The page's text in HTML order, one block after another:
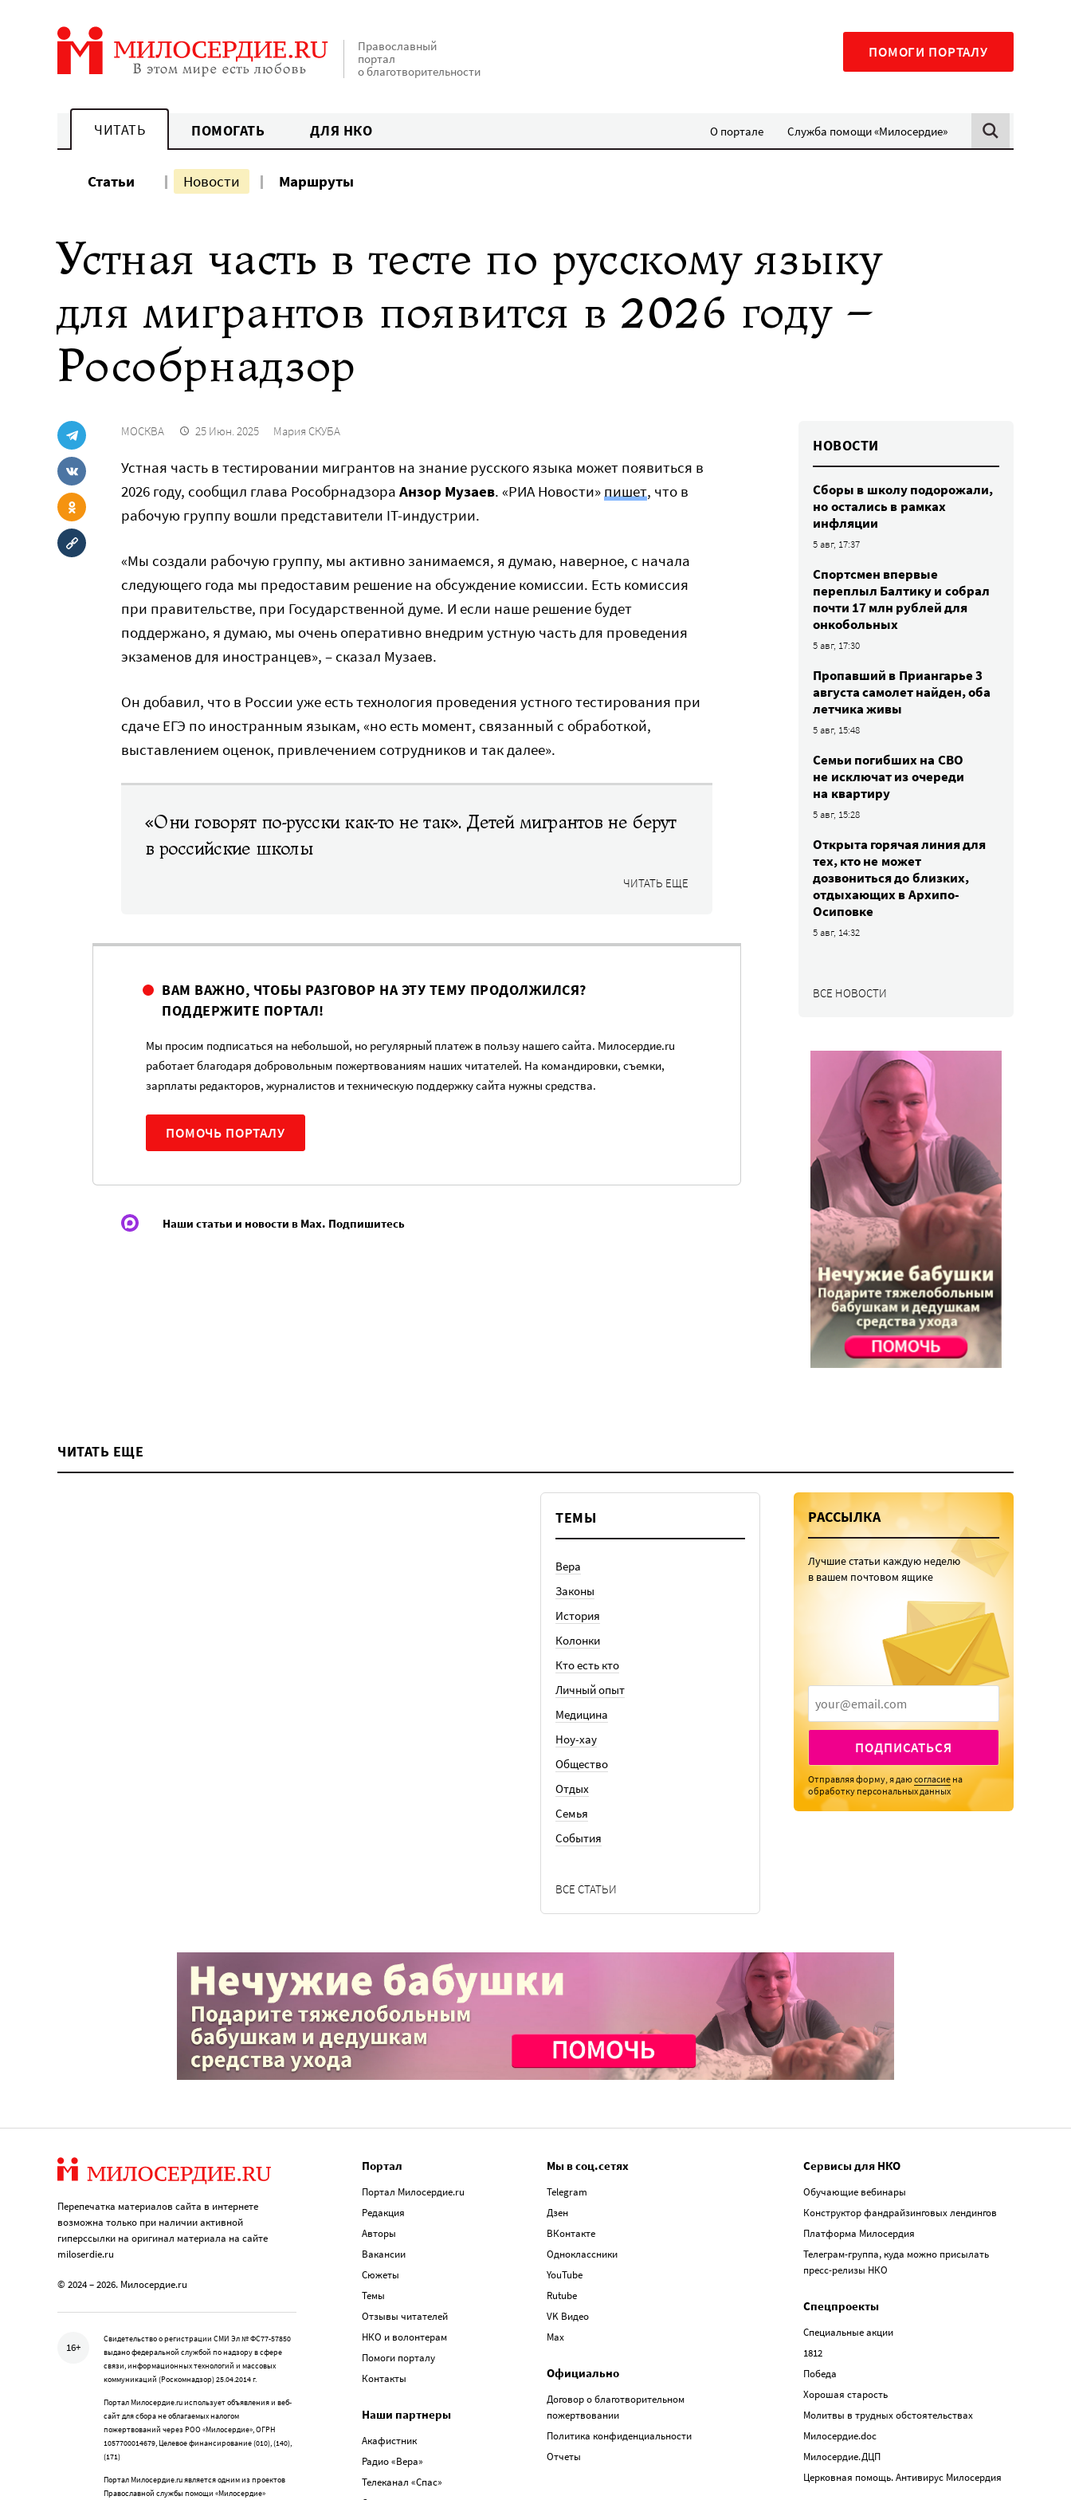
Православный
портал
о благотворительности
ПОМОГИ ПОРТАЛУ
ЧИТАТЬ ПОМОГАТЬ ДЛЯ НКО О портале Служба помощи «Милосердие»
Статьи Новости Маршруты
Устная часть в тесте по русскому языку
для мигрантов появится в 2026 году –
Рособрнадзор
МОСКВА 25 Июн. 2025 Мария СКУБА
Устная часть в тестировании мигрантов на знание русского языка может появиться в
2026 году, сообщил глава Рособрнадзора Анзор Музаев. «РИА Новости»пишет, что в
рабочую группу вошли представители IT-индустрии.
«Мы создали рабочую группу, мы активно занимаемся, я думаю, наверное, с начала
следующего года мы предоставим решение на обсуждение комиссии. Есть комиссия
при правительстве, при Государственной думе. И если наше решение будет
поддержано, я думаю, мы очень оперативно внедрим устную часть для проведения
экзаменов для иностранцев», – сказал Музаев.
Он добавил, что в России уже есть технология проведения устного тестирования при
сдаче ЕГЭ по иностранным языкам, «но есть момент, связанный с обработкой,
выставлением оценок, привлечением сотрудников и так далее».
«Они говорят по-русски как-то не так». Детей мигрантов не берут
в российские школы
ЧИТАТЬ ЕЩЕ
ВАМ ВАЖНО, ЧТОБЫ РАЗГОВОР НА ЭТУ ТЕМУ ПРОДОЛЖИЛСЯ?
ПОДДЕРЖИТЕ ПОРТАЛ!
Мы просим подписаться на небольшой, но регулярный платеж в пользу нашего сайта. Милосердие.ru
работает благодаря добровольным пожертвованиям наших читателей. На командировки, съемки,
зарплаты редакторов, журналистов и техническую поддержку сайта нужны средства.
ПОМОЧЬ ПОРТАЛУ
Наши статьи и новости в Max. Подпишитесь
НОВОСТИ
Сборы в школу подорожали,
но остались в рамках
инфляции
5 авг, 17:37
Спортсмен впервые
переплыл Балтику и собрал
почти 17 млн рублей для
онкобольных
5 авг, 17:30
Пропавший в Приангарье 3
августа самолет найден, оба
летчика живы
5 авг, 15:48
Семьи погибших на СВО
не исключат из очереди
на квартиру
5 авг, 15:28
Открыта горячая линия для
тех, кто не может
дозвониться до близких,
отдыхающих в Архипо-
Осиповке
5 авг, 14:32
ВСЕ НОВОСТИ
ЧИТАТЬ ЕЩЕ
ТЕМЫ
Вера
Законы
История
Колонки
Кто есть кто
Личный опыт
Медицина
Ноу-хау
Общество
Отдых
Семья
События
ВСЕ СТАТЬИ
РАССЫЛКА
Лучшие статьи каждую неделю
в вашем почтовом ящике
ПОДПИСАТЬСЯ
Отправляя форму, я даюсогласие на
обработку персональных данных
Перепечатка материалов сайта в интернете
возможна только при наличии активной
гиперссылки на оригинал материала на сайте
miloserdie.ru
© 2024 – 2026. Милосердие.ru
16+
Свидетельство о регистрации СМИ Эл № ФС77-57850
выдано федеральной службой по надзору в сфере
связи, информационных технологий и массовых
коммуникаций (Роскомнадзор) 25.04.2014 г.
Портал Милосердие.ru использует объявления и веб-
сайт для сбора не облагаемых налогом
пожертвований через РОО «Милосердие», ОГРН
1057700014679, Целевое финансирование (010), (140),
(171)
Портал Милосердие.ru является одним из проектов
Православной службы помощи «Милосердие»
Портал
Портал Милосердие.ru
Редакция
Авторы
Вакансии
Сюжеты
Темы
Отзывы читателей
НКО и волонтерам
Помоги порталу
Контакты
Наши партнеры
Акафистник
Радио «Вера»
Телеканал «Спас»
Мы в соц.сетях
Telegram
Дзен
ВКонтакте
Одноклассники
YouTube
Rutube
VK Видео
Max
Официально
Договор о благотворительном
пожертвовании
Политика конфиденциальности
Отчеты
Сервисы для НКО
Обучающие вебинары
Конструктор фандрайзинговых лендингов
Платформа Милосердия
Телеграм-группа, куда можно присылать
пресс-релизы НКО
Спецпроекты
Специальные акции
1812
Победа
Хорошая старость
Молитвы в трудных обстоятельствах
Милосердие.doc
Милосердие.ДЦП
Церковная помощь. Антивирус Милосердия